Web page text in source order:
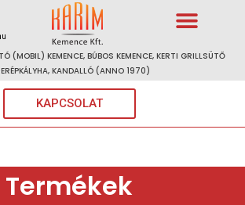
(MOBIL) KEMENCE, BÚBOS KEMENCE, KERTI GRILLSÜTŐ
KANDALLÓ (ANNO 1970)
KAPCSOLAT
Termékek